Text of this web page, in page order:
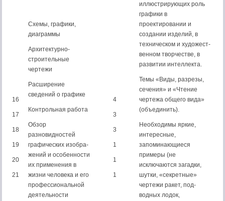
16
17
18
19
20
21
Схемы, графики,
диаграммы
Архитектурно-
строительные
чертежи
Расширение
сведений о графике
Контрольная работа
Обзор
разновидностей
графических изобра­
жений и особенности
их применения в
жиз­ни человека и его
про­фессиональной
деяте­льности
4
3
3
1
1
1
иллюстрирующих роль
графики в
проектировании и
создании из­делий, в
техническом и художест­
венном творчестве, в
развитии интеллекта.
Темы «Виды, разрезы,
сечения» и «Чтение
чертежа общего вида»
(объединить).
Необходимы яркие,
интересные,
запоминающиеся
примеры (не
исключаются загадки,
шутки, «секретные»
чертежи ракет, под­
водных лодок,